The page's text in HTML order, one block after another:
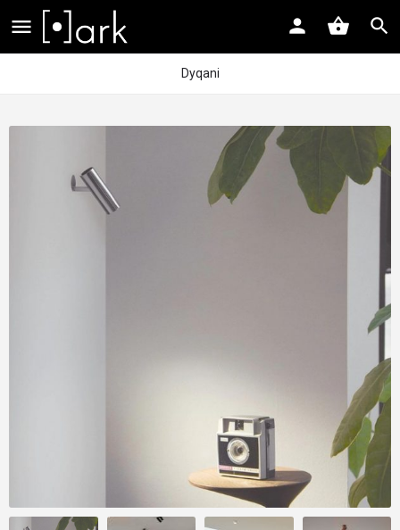
Dyqani